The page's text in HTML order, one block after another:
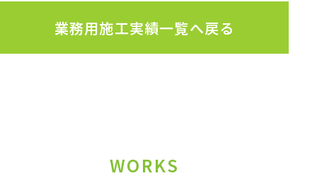
業務用施工実績一覧へ戻る
WORKS